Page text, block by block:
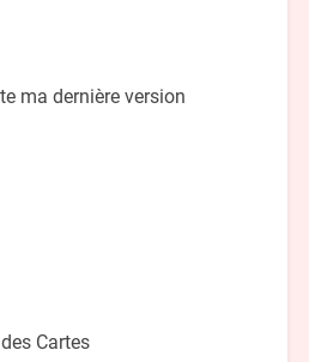
ma dernière version
Cartes